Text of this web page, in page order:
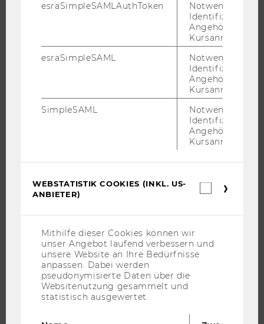
EXECUTIVE EDUCATION
INFORMATIONEN FÜR STUDIERENDE
INTERNATIONALE UND INCOMING EXCHANGE STUDIERENDE
ANGEBOTE FÜR SCHULEN UND STUDIENINTERESSIERTE
STUDENT CLUBS
FORSCHUNGSINFRASTRUKTUR
UNIVERSITÄT
esraSimpleSAMLAuthToken
Notwendig zur
Identifizierung
Angehörige/r für
Kursanmeldung.
esraSimpleSAML
Notwendig zur
Identifizierung
Angehörige/r für
Kursanmeldung.
SimpleSAML
Notwendig zur
Identifizierung
Angehörige/r für
Kursanmeldung.
WEBSTATISTIK COOKIES (INKL. US-
ANBIETER)
Mithilfe dieser Cookies können wir
unser Angebot laufend verbessern und
unsere Website an Ihre Bedürfnisse
anpassen. Dabei werden
pseudonymisierte Daten über die
Websitenutzung gesammelt und
statistisch ausgewertet.